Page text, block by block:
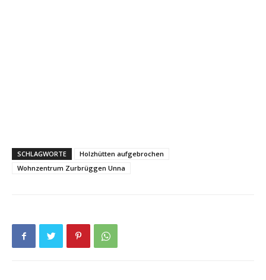
SCHLAGWORTE
Holzhütten aufgebrochen
Wohnzentrum Zurbrüggen Unna